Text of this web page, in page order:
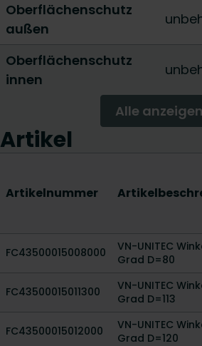
Oberflächenschutz
außen
Oberflächenschutz
innen
Alle anzeigen
Artikel
Artikelnummer
FC43500015008000
VN-UNITEC
Grad D=80
FC43500015011300
VN-UNITEC
Grad D=113
FC43500015012000
VN-UNITEC
Grad D=120